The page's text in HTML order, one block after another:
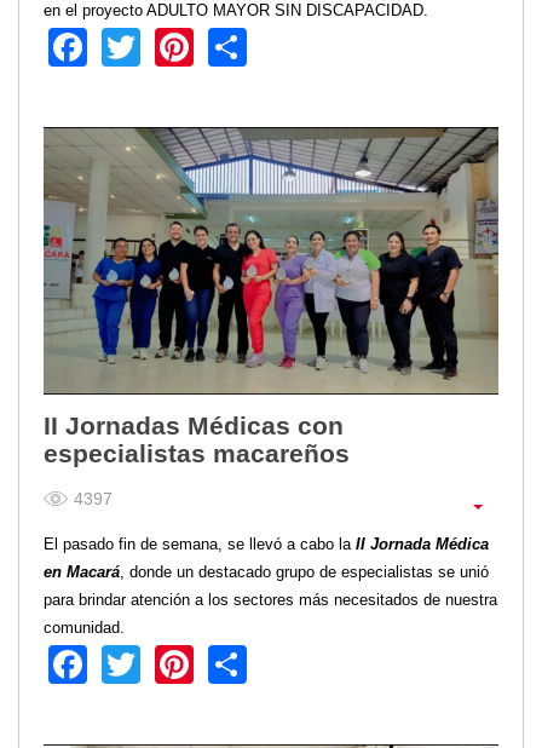
en el proyecto ADULTO MAYOR SIN DISCAPACIDAD.
Facebook
TwitterPinterest
II Jornadas Médicas con
especialistas macareños
4397
El pasado fin de semana, se llevó a cabo la II Jornada Médica
en Macará, donde un destacado grupo de especialistas se unió
para brindar atención a los sectores más necesitados de nuestra
comunidad.
Facebook
TwitterPinterest